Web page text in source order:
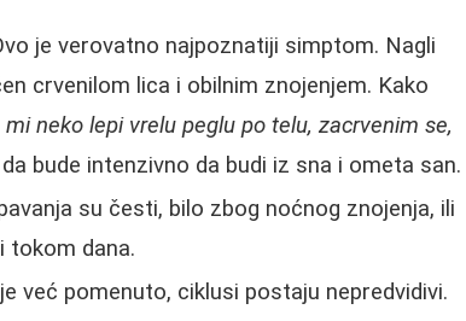
je verovatno najpoznatiji simptom. Nagli
crvenilom lica i obilnim znojenjem. Kako
neko lepi vrelu peglu po telu, zacrvenim se,
bude intenzivno da budi iz sna i ometa san.
su česti, bilo zbog noćnog znojenja, ili
tokom dana.
već pomenuto, ciklusi postaju nepredvidivi.